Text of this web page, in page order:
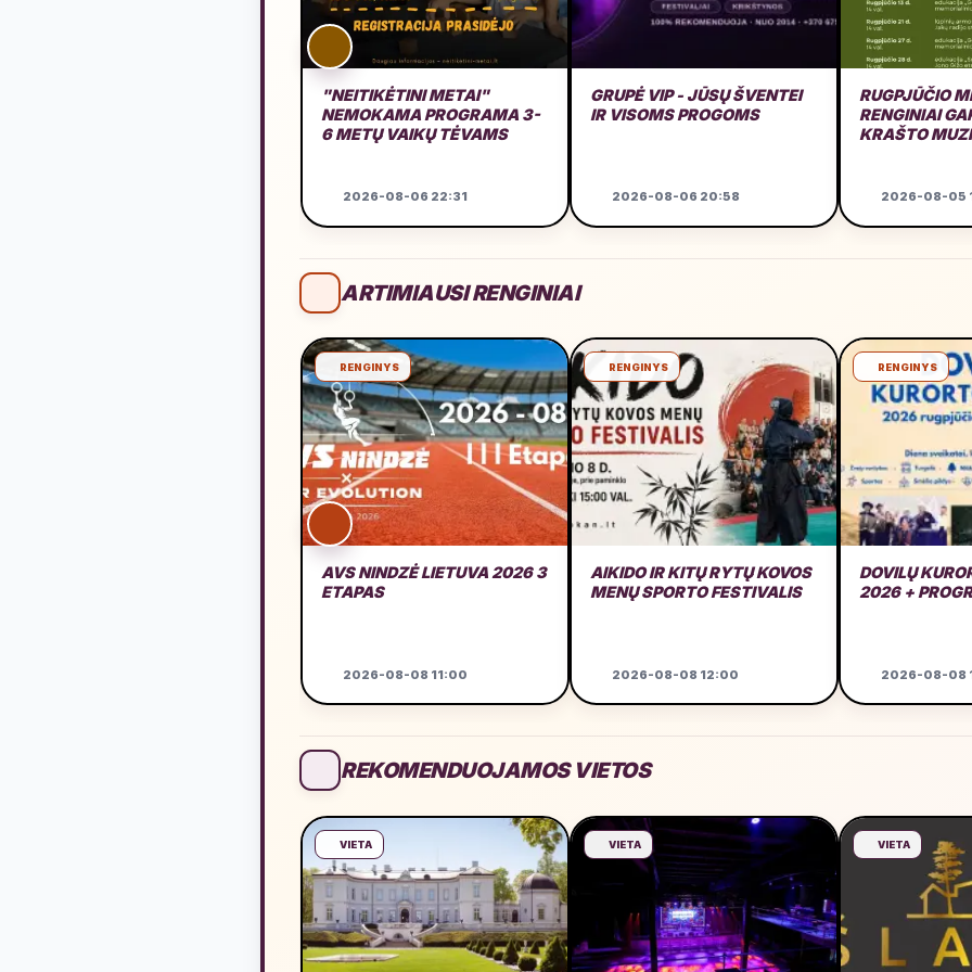
"NEITIKĖTINI METAI"
NEMOKAMA PROGRAMA 3-
6 METŲ VAIKŲ TĖVAMS
2026-08-06 22:31
GRUPĖ VIP - JŪSŲ ŠVENTEI
IR VISOMS PROGOMS
2026-08-06 20:58
RUGPJŪČIO
RENGINIAI
KRAŠTO
2026-08-05
ARTIMIAUSI RENGINIAI
RENGINYS
AVS NINDZĖ LIETUVA 2026 3
ETAPAS
2026-08-08 11:00
RENGINYS
AIKIDO IR KITŲ RYTŲ KOVOS
MENŲ SPORTO FESTIVALIS
2026-08-08 12:00
RENGINYS
DOVILŲ
2026 +
2026-08-08
REKOMENDUOJAMOS VIETOS
VIETA VIETA VIETA